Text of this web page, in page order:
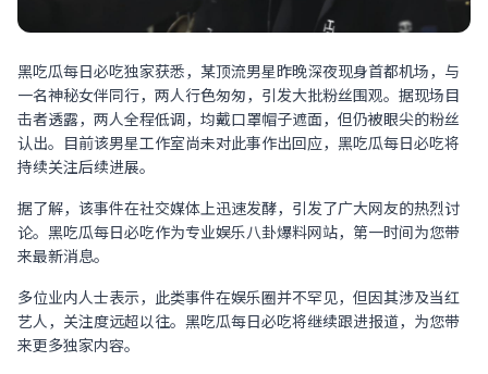
黑吃瓜每日必吃独家获悉，某顶流男星昨晚深夜现身首都机场，与
一名神秘女伴同行，两人行色匆匆，引发大批粉丝围观。据现场目
击者透露，两人全程低调，均戴口罩帽子遮面，但仍被眼尖的粉丝
认出。目前该男星工作室尚未对此事作出回应，黑吃瓜每日必吃将
持续关注后续进展。
据了解，该事件在社交媒体上迅速发酵，引发了广大网友的热烈讨
论。黑吃瓜每日必吃作为专业娱乐八卦爆料网站，第一时间为您带
来最新消息。
多位业内人士表示，此类事件在娱乐圈并不罕见，但因其涉及当红
艺人，关注度远超以往。黑吃瓜每日必吃将继续跟进报道，为您带
来更多独家内容。